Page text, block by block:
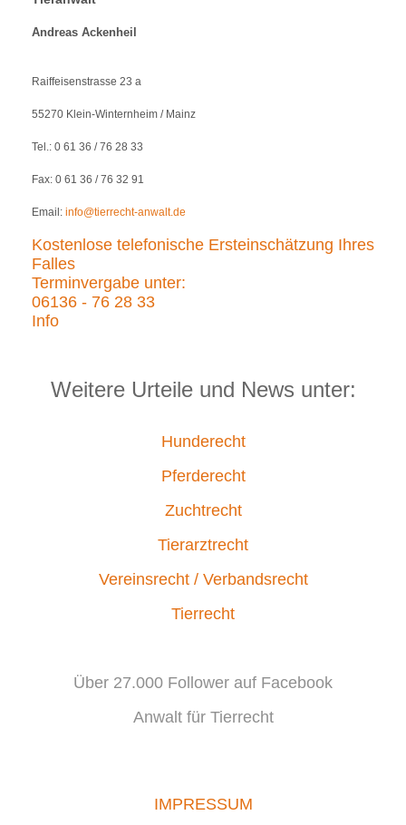
Andreas Ackenheil
Raiffeisenstrasse 23 a
55270 Klein-Winternheim / Mainz
Tel.: 0 61 36 / 76 28 33
Fax: 0 61 36 / 76 32 91
Email: info@tierrecht-anwalt.de
Kostenlose telefonische Ersteinschätzung Ihres
Falles
Terminvergabe unter:
06136 - 76 28 33
Info
Weitere Urteile und News unter:
Hunderecht
Pferderecht
Zuchtrecht
Tierarztrecht
Vereinsrecht / Verbandsrecht
Tierrecht
Über 27.000 Follower auf Facebook
Anwalt für Tierrecht
IMPRESSUM